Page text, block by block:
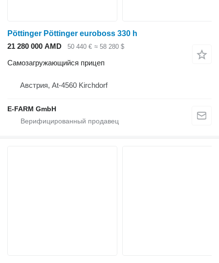
Pöttinger Pöttinger euroboss 330 h
21 280 000 AMD
50 440 € ≈ 58 280 $
Самозагружающийся прицеп
Австрия, At-4560 Kirchdorf
E-FARM GmbH